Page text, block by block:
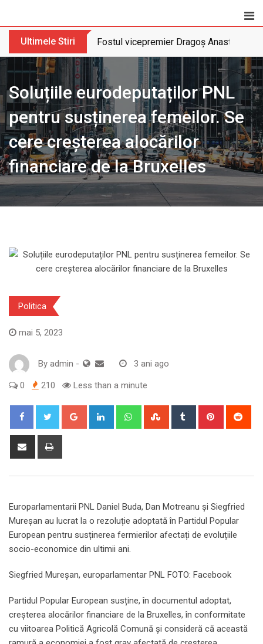
Ultimele Stiri Fostul vicepremier Dragoș Anastasiu
Soluțiile eurodeputaților PNL
pentru susținerea femeilor. Se
cere creșterea alocărilor
financiare de la Bruxelles
Politica
mai 5, 2023
By admin - 3 ani ago
0 210 Less than a minute
Google+ LinkedIn WhatsappStumbleUpon
Tumblr Pinterest
Share
Europarlamentarii PNL Daniel Buda, Dan Motreanu și Siegfried
Mureșan au lucrat la o rezoluție adoptată în Partidul Popular
European pentru susținerea fermierilor afectați de evoluțiile
socio-economice din ultimii ani.
Siegfried Mureșan, europarlamentar PNL FOTO: Facebook
Partidul Popular European susține, în documentul adoptat,
creșterea alocărilor financiare de la Bruxelles, în conformitate
cu viitoarea Politică Agricolă Comună și consideră că această